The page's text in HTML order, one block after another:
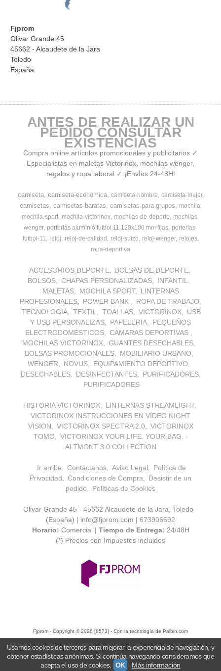
Fjprom
Olivar Grande 45
45662 - Alcaudete de la Jara
Toledo
España
ANTES DE REALIZAR UN
PEDIDO CONSULTAR
EXISTENCIAS
Compra online artículos promocionales y publicitarios ✓
Especialistas en maletas Victorinox, mochilas wenger,
regalos y ropa laboral ✓ ¡EnvÍos 24-48H!
camiseta camiseta-economica camiseta-hombre camiseta-mujer
camisetas camisetas-baratas camisetas-para-grupos
mochila
mochila-sport mochila-victorinox mochilas-de-deporte
mochilas-
wenger porterias aluminio futbol 11 120x100 mm fijas porterias-
futbol-11
reloj reloj-de-calidad reloj-suizo reloj-wenger
relojes
ropa-deportiva
ACCESORIOS DEPORTE
BOLSAS DE DEPORTE
BOLSOS
CHAPAS PERSONALIZADAS
INFANTIL
MALETAS
MOCHILA SPORT
LINTERNAS
PROFESIONALES
POWER BANK
ROPA DE TRABAJO
TEGNOLOGIA
TEXTIL TOALLAS VICTORINOX
USB
Y USB PERSONALIZAS
PAPELERIA
PEQUEÑOS
ELECTRODOMÉSTICOS
CÁMARAS DEPORTIVAS
MOCHILAS VICTORINOX
GUANTES DESECHABLES
BOLSAS PROMOCIONALES
MOBILIARIO URBANO
WENGER
NOVUS
EQUIPAMIENTO DEPORTIVO
DESECHABLES
DESINFECTANTES
PURIFICADORES
PURIFICADORES
HISTORIA VICTORINOX
LINTERNAS STREAMLIGHT
VICTORINOX INSTRUCCIONES EN VÍDEO NIGHT
VISION
VICTORINOX SPECTRA 2.0
VICTORINOX
TOMO
VICTORINOX YOUR LIFE. YOUR BAG. -
ALTMONT 3.0 COLLECTION
Ir arriba Contáctanos Aviso Legal
Política de
Privacidad
Condiciones de Compra
Desistir de un
pedido
Políticas de Cookies
Olivar Grande 45 - 45662 Alcaudete de la Jara, Toledo -
(España) | info@fjprom.com | 673906692
Horario: Comercial | Tiempo de Entrega: 24/48H
(*) Precios con Impuestos incluidos
Fjprom - Copyright © 2026 [8573] - Con la tecnología de Palbin.com
Usamos cookies de terceros para mejorar la experiencia de navegación, y
obtener estadísticas anónimas. Si continúa navegando consideramos que
acepta el uso de cookies.
OK Más información